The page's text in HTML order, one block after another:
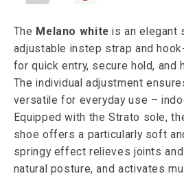
The Melano white is an elegant
adjustable instep strap and
for quick entry, secure hold, and
The individual adjustment
versatile for everyday use –
Equipped with the Strato sole,
shoe offers a particularly soft
springy effect relieves joints
natural posture, and activates